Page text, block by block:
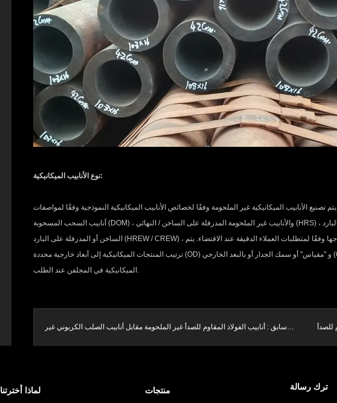
نوع الأنابيب الميكانيكية:
يتم تصنيع الأنابيب الميكانيكية غير الملحومة وفقًا لخصائص الأنابيب الميكانيكية النموذجية وفقًا لمواصفات ASTM A513 و ASTM A519. بعض أنواع الأنابيب الميكانيكية الأكثر شيوعًا هي
أنابيب السحب المسحوبة (DOM) ، والأنابيب غير الملحومة المدرفلة على الساخن / النهائي (HRS) ، والأنابيب غير الملحومة المسحوبة على البارد (CDS) ، والأنابيب الكهربية المدرفلة على
الساخن أو المدرفلة على البارد (HREW / CREW) ، و 4140 أنابيب سبائك. لا تقتصر الأنابيب الميكانيكية على هذه المواصفات ويمكن إنتاجها وفقًا لمتطلبات العملاء الدقيقة عند الاقتضاء. يتم
ترتيب المنتجات الميكانيكية إلى أبعاد خارجية محددة (OD) و "مقياس" أو سمك الجدار أو بالبعد الخارجي (OD) والبعد الداخلي (ID). بالإضافة إلى ذلك ، يمكن أن تتوفر معظم الأنابيب
الميكانيكية في المجلفن عند الطلب.
سابق : أنابيب الفولاذ المقاوم للصدأ غير الملحومة مقابل أنابيب الصلب الكربوني غير
لماذا أخترتنا منتجات ترك رسالة